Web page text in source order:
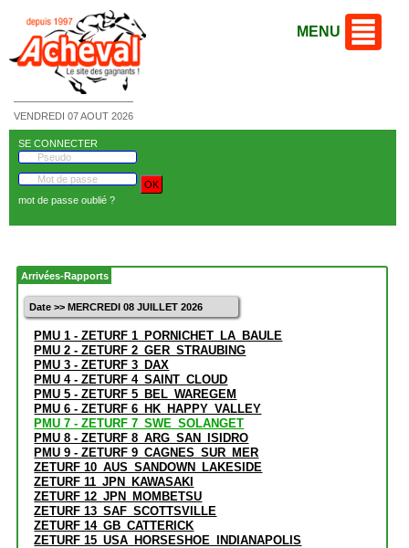
VENDREDI 07 AOUT 2026
MENU
SE CONNECTER
mot de passe oublié ?
Arrivées-Rapports
Date >> MERCREDI 08 JUILLET 2026
PMU 1 - ZETURF 1_PORNICHET_LA_BAULE
PMU 2 - ZETURF 2_GER_STRAUBING
PMU 3 - ZETURF 3_DAX
PMU 4 - ZETURF 4_SAINT_CLOUD
PMU 5 - ZETURF 5_BEL_WAREGEM
PMU 6 - ZETURF 6_HK_HAPPY_VALLEY
PMU 7 - ZETURF 7_SWE_SOLANGET
PMU 8 - ZETURF 8_ARG_SAN_ISIDRO
PMU 9 - ZETURF 9_CAGNES_SUR_MER
ZETURF 10_AUS_SANDOWN_LAKESIDE
ZETURF 11_JPN_KAWASAKI
ZETURF 12_JPN_MOMBETSU
ZETURF 13_SAF_SCOTTSVILLE
ZETURF 14_GB_CATTERICK
ZETURF 15_USA_HORSESHOE_INDIANAPOLIS